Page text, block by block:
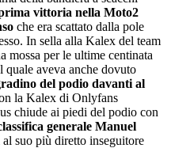
vittoria nella Moto2
che era scattato dalla pole
In sella alla Kalex del team
mossa per le ultime centinata
aveva anche dovuto
del podio davanti al
la Kalex di Onlyfans
chiude ai piedi del podio con
generale Manuel
al suo più diretto inseguitore